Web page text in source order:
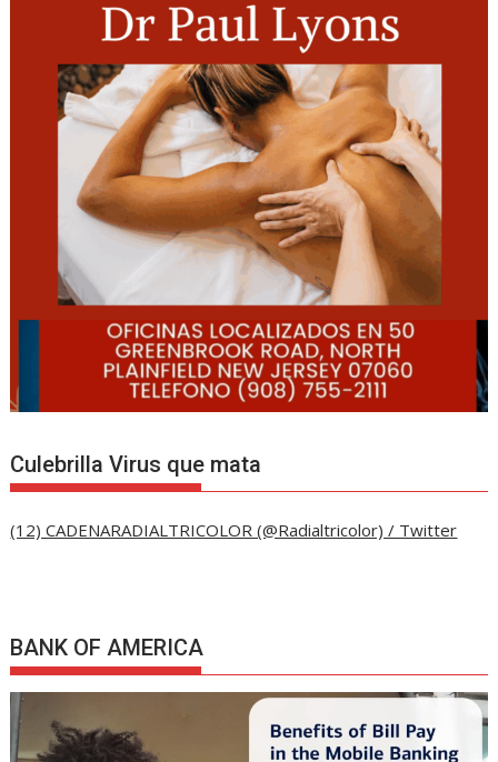
Culebrilla Virus que mata
(12) CADENARADIALTRICOLOR (@Radialtricolor) / Twitter
BANK OF AMERICA